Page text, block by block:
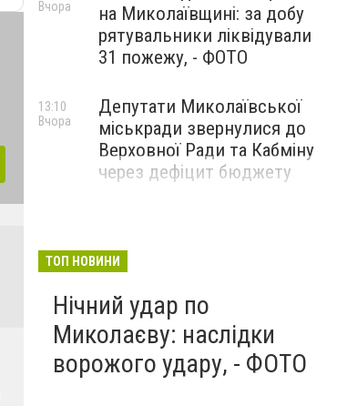
на Миколаївщині: за добу
рятувальники ліквідували
31 пожежу, - ФОТО
Вчора
Депутати Миколаївської
міськради звернулися до
Верховної Ради та Кабміну
через дефіцит бюджету
13:10
Вчора
ТОП НОВИНИ
Нічний удар по
Миколаєву: наслідки
ворожого удару, - ФОТО